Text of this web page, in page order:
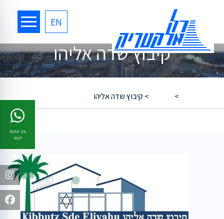
EN
איך אפשר
לעזור
קיבוץ שדה אליהו
>
> קיבוץ שדה אליהו